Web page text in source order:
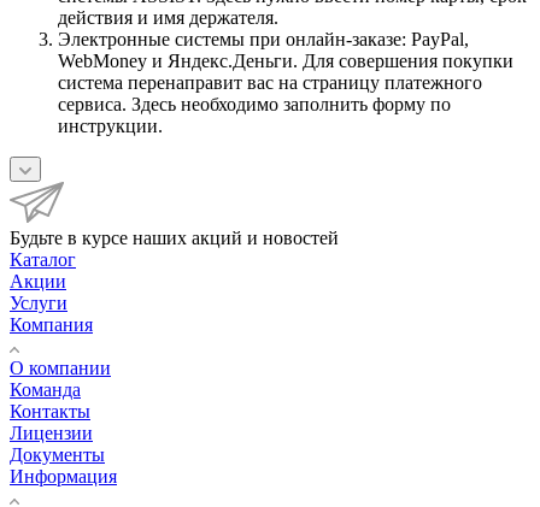
действия и имя держателя.
Электронные системы при онлайн-заказе: PayPal,
WebMoney и Яндекс.Деньги. Для совершения покупки
система перенаправит вас на страницу платежного
сервиса. Здесь необходимо заполнить форму по
инструкции.
Будьте в курсе наших акций и новостей
Каталог
Акции
Услуги
Компания
О компании
Команда
Контакты
Лицензии
Документы
Информация